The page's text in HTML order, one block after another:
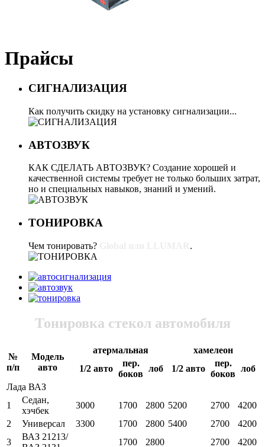
Прайсы
СИГНАЛИЗАЦИЯ
Как получить скидку на установку сигнализации...
АВТОЗВУК
КАК СДЕЛАТЬ АВТОЗВУК? Создание хорошей и
качественной системы требует не только больших затрат,
но и специальных навыков, знаний и умений.
ТОНИРОВКА
Чем тонировать? .
Тонировка стекол автомобиля
№
п/п
Модель
авто
атермальная
хамелеон
1/2 авто
пер.
боков
лоб 1/2 авто
пер.
боков
лоб
Лада ВАЗ
1
Седан,
хэчбек
3000 1700 2800 5200 2700
4200
2
Универсал 3300 1700 2800 5400 2700
4200
3
ВАЗ 21213/
1700 2800 2700 4200